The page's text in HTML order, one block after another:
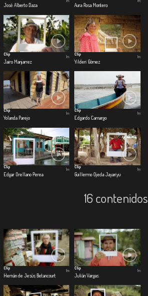
José Alberto Daza Aura Rosa Montero
Clip
Jairo Manjarrez
1m
Clip
Yilderi Gómez
1m
Clip
Yolanda Parejo
1m
Clip
Edgardo Camargo
1m
Clip
Edgar Orellano Perea
1m
Clip
Guillermo Ojeda Jayariyu
1m
16 contenidos
Clip
Hernán de Jesús Betancourt
1m
Clip
Julián Vargas
1m